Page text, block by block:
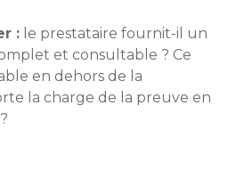
: le prestataire fournit-il un
et consultable ? Ce
en dehors de la
la charge de la preuve en